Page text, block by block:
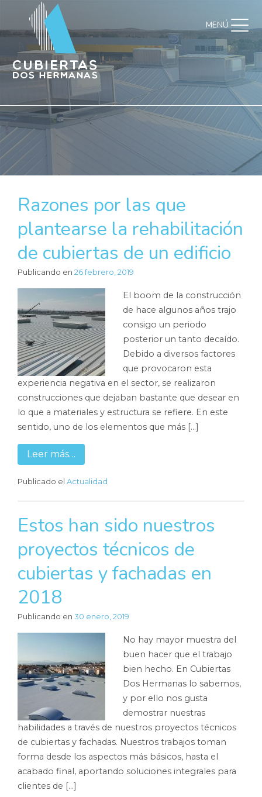
Razones por las que
plantearse la rehabilitación
de cubiertas de un edificio
Publicando en 26 febrero, 2019
El boom de la construcción
de hace algunos años trajo
consigo un periodo
posterior un tanto decaído.
Debido a diversos factores
que provocaron esta
experiencia negativa en el sector, se realizaron
construcciones que dejaban bastante que desear en
lo que a materiales y estructura se refiere. En este
sentido, uno de los elementos que más […]
Leer más…
Publicado el Actualidad
Estos han sido nuestros
proyectos técnicos de
cubiertas y fachadas en
2018
Publicando en 30 enero, 2019
No hay mayor muestra del
buen hacer que el trabajo
bien hecho. En Cubiertas
Dos Hermanas lo sabemos,
y por ello nos gusta
demostrar nuestras
habilidades a través de nuestros proyectos técnicos
de cubiertas y fachadas. Nuestros trabajos toman
forma desde los aspectos más básicos, hasta el
acabado final, aportando soluciones integrales para
clientes de […]
MENÚ